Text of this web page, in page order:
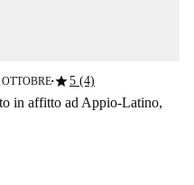
■star5 (4)
in affitto ad Appio-Latino,